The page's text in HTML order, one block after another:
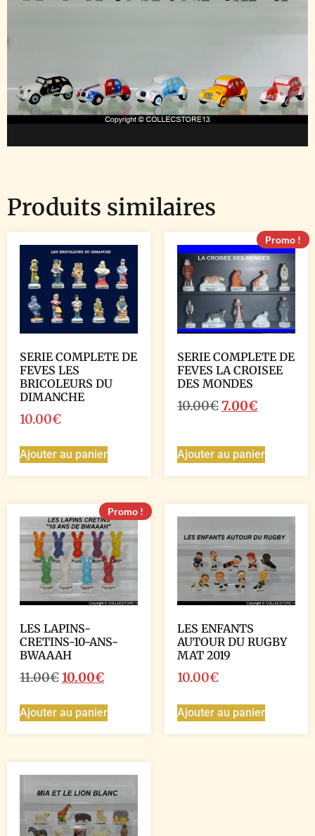
Produits similaires
SERIE COMPLETE DE
FEVES LES
BRICOLEURS DU
DIMANCHE
10.00€
Ajouter au panier
Promo !
SERIE COMPLETE DE
FEVES LA CROISEE
DES MONDES
10.00€7.00€
Ajouter au panier
Promo !
LES LAPINS-
CRETINS-10-ANS-
BWAAAH
11.00€10.00€
Ajouter au panier
LES ENFANTS
AUTOUR DU RUGBY
MAT 2019
10.00€
Ajouter au panier